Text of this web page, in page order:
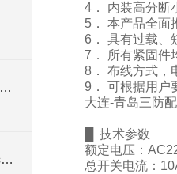
如何选择陶瓷厂运维燃气区用防爆柜？
易燃易爆场所适用 -- 防爆空调选购六要素
4． 内装高分断
5．
本产品全面
6 ． 具有过载、
7 ． 所有紧固
8．
布线方式，
9 ．
可根据用户
大连-青岛三防
技术参数
额定电压：
总开关电流：